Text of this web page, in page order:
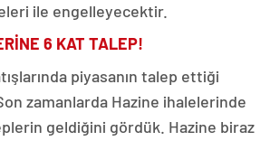
ile engelleyecektir.
6 KAT TALEP!
piyasanın talep ettiği
zamanlarda Hazine ihalelerinde
geldiğini gördük. Hazine biraz